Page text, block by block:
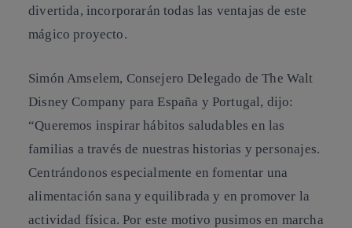
divertida, incorporarán todas las ventajas de este
mágico proyecto.
Simón Amselem, Consejero Delegado de The Walt
Disney Company para España y Portugal, dijo:
“Queremos inspirar hábitos saludables en las
familias a través de nuestras historias y personajes.
Centrándonos especialmente en fomentar una
alimentación sana y equilibrada y en promover la
actividad física. Por este motivo pusimos en marcha